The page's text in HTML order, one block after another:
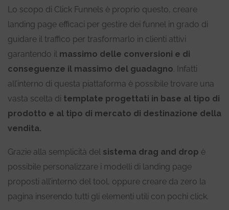
Lo scopo di Click Funnels è proprio questo, creare
landing page efficaci per gestire dei funnel in grado di
guidare il traffico per trasformarlo in clienti attivi
garantendo il massimo delle conversioni e di
conseguenze il massimo del guadagno. Infatti
all’interno di questa piattaforma è possibile trovare una
vasta scelta di template progettati in base al tipo di
prodotto e al tipo di mercato di destinazione della
vendita.
Grazie alla semplicità del sistema drag and drop è
possibile personalizzare i modelli di landing page
proposti all’interno del tool, oppure creare da zero la
pagina inserendo tutti gli elementi utili con pochi click.